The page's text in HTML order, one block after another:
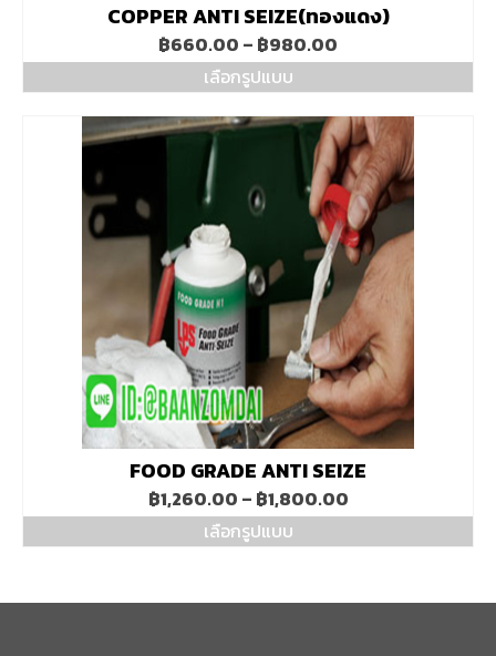
COPPER ANTI SEIZE(ทองแดง)
฿660.00 – ฿980.00
range:
฿660.00
฿980.00
เลือกรูปแบบ
product
multiple
variants.
The
be
chosen
product
page
FOOD GRADE ANTI SEIZE
฿1,260.00 – ฿1,800.00Price
range:
฿1,260.00
เลือกรูปแบบ
has